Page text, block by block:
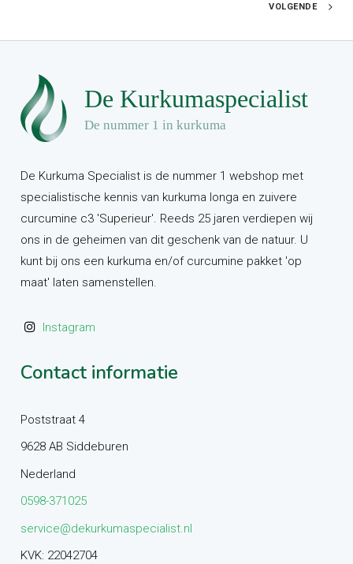
VOLGENDE
De Kurkuma Specialist is de nummer 1 webshop met
specialistische kennis van kurkuma longa en zuivere
curcumine c3 'Superieur'. Reeds 25 jaren verdiepen wij
ons in de geheimen van dit geschenk van de natuur. U
kunt bij ons een kurkuma en/of curcumine pakket 'op
maat' laten samenstellen.
Instagram
Contact informatie
Poststraat 4
9628 AB Siddeburen
Nederland
0598-371025
service@dekurkumaspecialist.nl
KVK: 22042704